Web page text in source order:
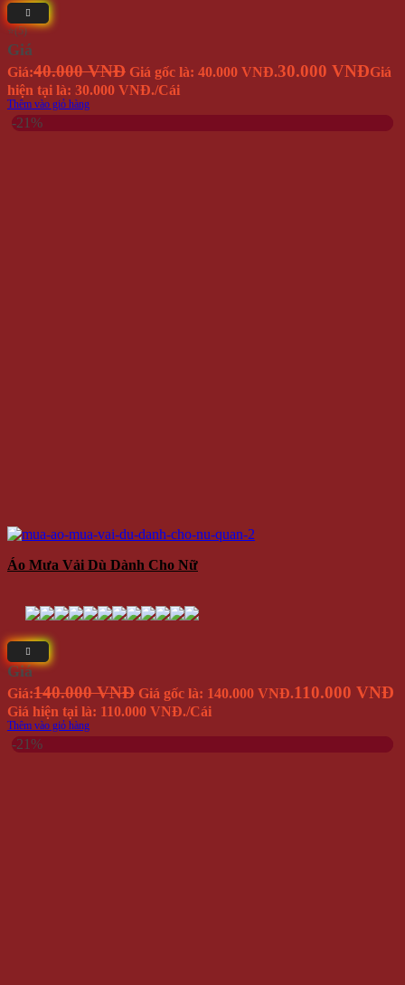
⭐(5)
Giá
Giá:40.000 VNĐ Giá gốc là: 40.000 VNĐ.30.000 VNĐGiá
hiện tại là: 30.000 VNĐ./Cái
Thêm vào giỏ hàng
-21%
Áo Mưa Vải Dù Dành Cho Nữ
Giá
Giá:140.000 VNĐ Giá gốc là: 140.000 VNĐ.110.000 VNĐ
Giá hiện tại là: 110.000 VNĐ./Cái
Thêm vào giỏ hàng
-21%